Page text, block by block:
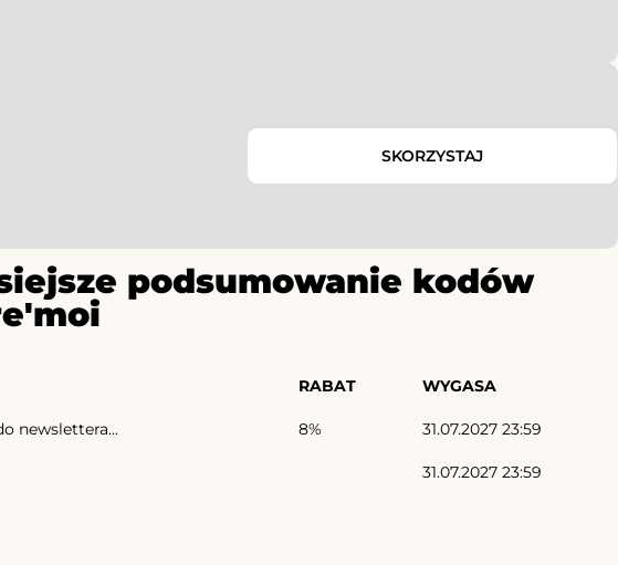
SKORZYSTAJ
podsumowanie kodów
RABAT WYGASA
newslettera... 8% 31.07.2027 23:59
31.07.2027 23:59